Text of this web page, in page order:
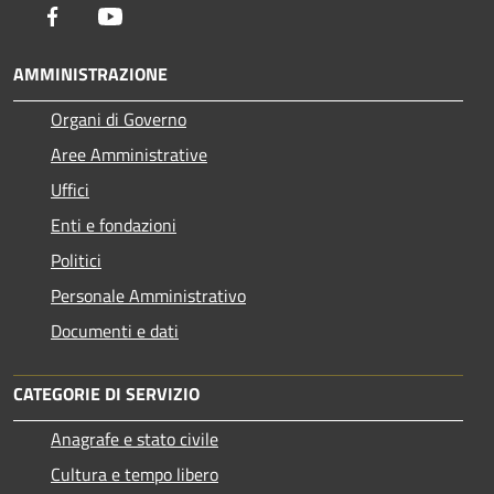
Facebook
AMMINISTRAZIONE
Organi di Governo
Aree Amministrative
Uffici
Enti e fondazioni
Politici
Personale Amministrativo
Documenti e dati
CATEGORIE DI SERVIZIO
Anagrafe e stato civile
Cultura e tempo libero